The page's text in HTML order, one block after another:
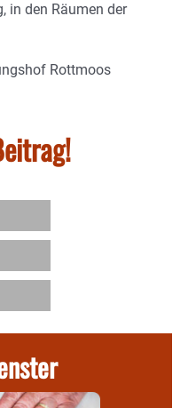
in den Räumen der
Rottmoos